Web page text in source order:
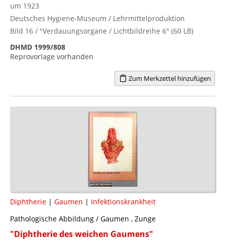
um 1923
Deutsches Hygiene-Museum / Lehrmittelproduktion
Bild 16 / "Verdauungsorgane / Lichtbildreihe 6" (60 LB)
DHMD 1999/808
Reprovorlage vorhanden
Zum Merkzettel hinzufügen
Diphtherie | Gaumen | Infektionskrankheit
Pathologische Abbildung / Gaumen , Zunge
"Diphtherie des weichen Gaumens"